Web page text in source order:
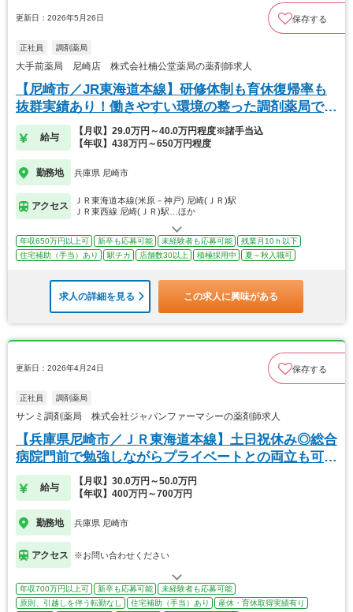
更新日：2026年5月26日 保存する
正社員 調剤薬局
大手前薬局 尼崎店 株式会社楠公堂薬局の薬剤師求人
【尼崎市／JR東海道本線】研修体制も育休復帰率も
抜群実績あり！働きやすい環境の整った調剤薬局で
す。
給与
【月収】29.0万円～40.0万円程度※諸手当込
【年収】438万円～650万円程度
勤務地 兵庫県 尼崎市
アクセス
ＪＲ東海道本線(米原－神戸) 尼崎(ＪＲ)駅
ＪＲ東西線 尼崎(ＪＲ)駅…ほか
年収650万円以上可 新卒も応募可能 未経験者も応募可能
残業月10ｈ以下
住宅補助（手当）あり
駅チカ 店舗数30以上 積極採用中 夏～秋入職可
求人の詳細を見る この求人に興味がある
更新日：2026年4月24日 保存する
正社員 調剤薬局
サンミ調剤薬局 株式会社ジャパンファーマシーの薬剤師求人
【兵庫県尼崎市／ＪＲ東海道本線】土日祝休み◎総合
病院門前で勉強しながらプライベートとの両立も可能
です
給与
【月収】30.0万円～50.0万円
【年収】400万円～700万円
勤務地 兵庫県 尼崎市
アクセス ※お問い合わせください
年収700万円以上可 新卒も応募可能
未経験者も応募可能
原則、引越しを伴う転勤なし
住宅補助（手当）あり
産休・育休取得実績有り